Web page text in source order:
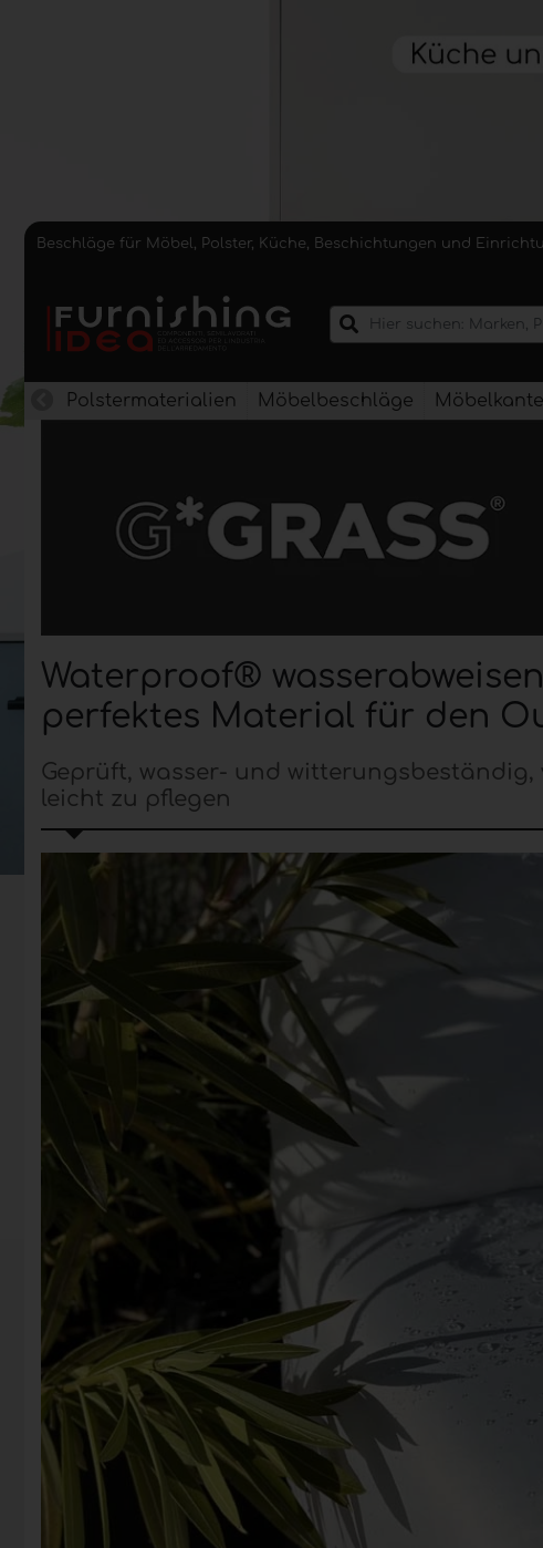
Beschläge für Möbel, Polster, Küche, Beschichtungen und
Polstermaterialien Möbelbeschläge
Waterproof®
perfektes Material für den
Geprüft, wasser- und
leicht zu pflegen